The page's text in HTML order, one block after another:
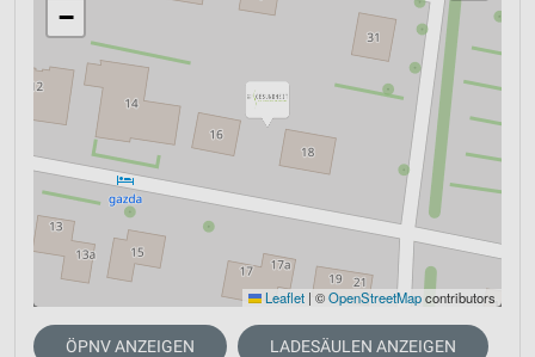
−
Leaflet | ©OpenStreetMapcontributors
ÖPNV ANZEIGEN LADESÄULEN ANZEIGEN